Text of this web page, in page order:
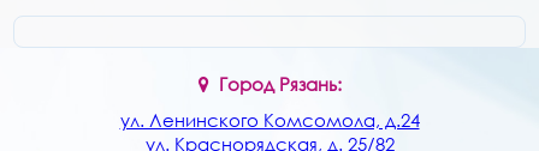
Город Рязань:
ул. Ленинского Комсомола, д.24
ул. Краснорядская, д. 25/82